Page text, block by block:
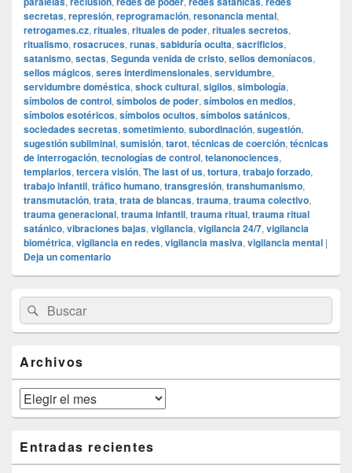
secretas, represión, reprogramación, resonancia mental,
retrogames.cz, rituales, rituales de poder, rituales secretos,
ritualismo, rosacruces, runas, sabiduría oculta, sacrificios,
satanismo, sectas, Segunda venida de cristo, sellos demoníacos,
sellos mágicos, seres interdimensionales, servidumbre,
servidumbre doméstica, shock cultural, sigilos, simbología,
símbolos de control, símbolos de poder, símbolos en medios,
símbolos esotéricos, símbolos ocultos, símbolos satánicos,
sociedades secretas, sometimiento, subordinación, sugestión,
sugestión subliminal, sumisión, tarot, técnicas de coerción, técnicas
de interrogación, tecnologías de control, telanonociences,
templarios, tercera visión, The last of us, tortura, trabajo forzado,
trabajo infantil, tráfico humano, transgresión, transhumanismo,
transmutación, trata, trata de blancas, trauma, trauma colectivo,
trauma generacional, trauma infantil, trauma ritual, trauma ritual
satánico, vibraciones bajas, vigilancia, vigilancia 24/7, vigilancia
biométrica, vigilancia en redes, vigilancia masiva, vigilancia mental |
Deja un comentario
área
de
widget
lateral
primaria
Buscar
por:
Buscar
Archivos
Archivos
Entradas recientes